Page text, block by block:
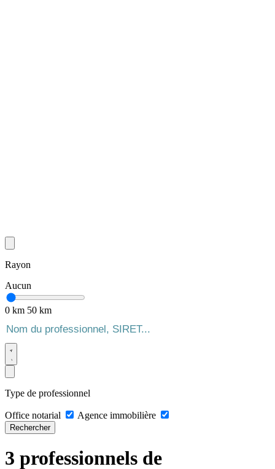
Rayon
Aucun
0 km 50 km
Type de professionnel
Office notarial Agence immobilière
Rechercher
3 professionnels de